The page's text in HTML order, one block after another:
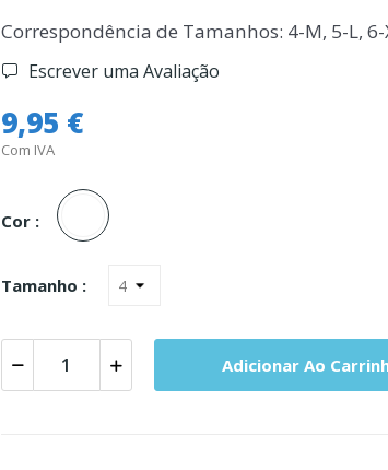
Correspondência de Tamanhos: 4-M, 5-L, 6-
Escrever uma Avaliação
9,95 €
Com IVA
Cor :
Branco
Tamanho :
Adicionar Ao